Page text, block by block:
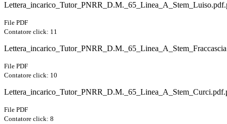
File PDF
Contatore click: 11
File PDF
Contatore click: 10
File PDF
Contatore click: 8